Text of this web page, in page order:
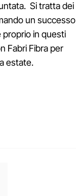
Si tratta dei
un successo
proprio in questi
Fabri Fibra per
estate.